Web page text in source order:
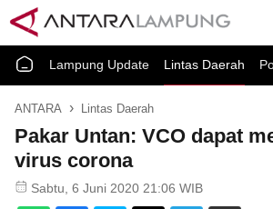
Lampung Update Lintas Daerah
ANTARA Lintas Daerah
Pakar Untan: VCO dapat
virus corona
Sabtu, 6 Juni 2020 21:06 WIB